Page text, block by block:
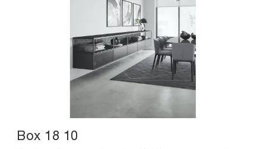
Box 18 10